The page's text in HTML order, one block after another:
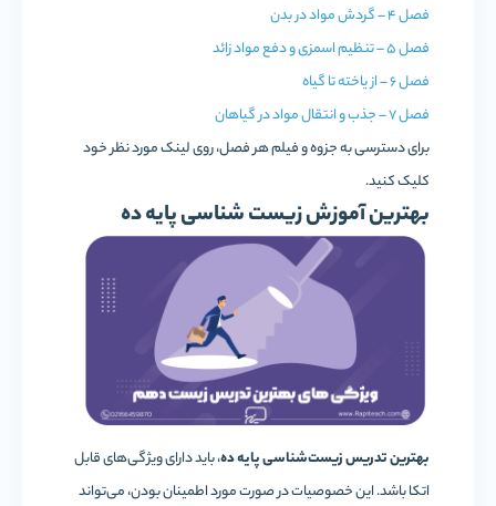
فصل 4 – گردش مواد در بدن
فصل 5 – تنظیم اسمزی و دفع مواد زائد
فصل 6 – از یاخته تا گیاه
فصل 7 – جذب و انتقال مواد در گیاهان
برای دسترسی به جزوه و فیلم هر فصل، روی لینک مورد نظر خود
کلیک کنید.
بهترین آموزش زیست شناسی پایه ده
بهترین تدریس زیست‌شناسی پایه ده، باید دارای ویژگی‌های قابل
اتکا باشد. این خصوصیات در صورت مورد اطمینان بودن‌، می‌تواند